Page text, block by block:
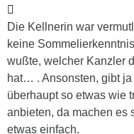
Die Kellnerin war
keine
wußte, welcher Kanzler
hat… . Ansonsten, gibt
überhaupt so etwas wie
anbieten, da machen es
etwas einfach.